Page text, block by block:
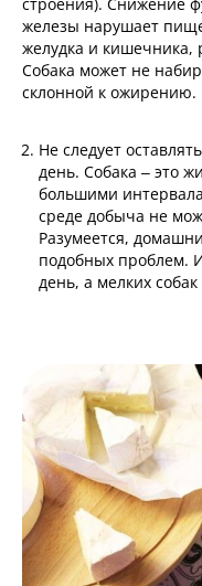
строения). Снижение
железы нарушает
желудка и кишечника,
Собака может не
склонной к ожирению.
Не следует
день. Собака – это
большими
среде добыча не
Разумеется,
подобных проблем.
день, а мелких